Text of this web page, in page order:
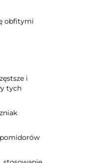
obfitymi
i
tych